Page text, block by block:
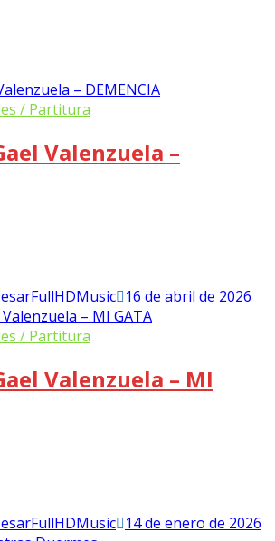
/ Partitura
Valenzuela –
16 de abril de 2026
/ Partitura
Valenzuela – MI
14 de enero de 2026